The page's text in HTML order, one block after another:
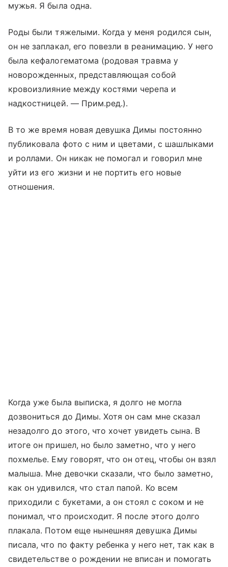
мужья. Я была одна.
Роды были тяжелыми. Когда у меня родился сын,
он не заплакал, его повезли в реанимацию. У него
была кефалогематома (родовая травма у
новорожденных, представляющая собой
кровоизлияние между костями черепа и
надкостницей. — Прим.ред.).
В то же время новая девушка Димы постоянно
публиковала фото с ним и цветами, с шашлыками
и роллами. Он никак не помогал и говорил мне
уйти из его жизни и не портить его новые
отношения.
Когда уже была выписка, я долго не могла
дозвониться до Димы. Хотя он сам мне сказал
незадолго до этого, что хочет увидеть сына. В
итоге он пришел, но было заметно, что у него
похмелье. Ему говорят, что он отец, чтобы он взял
малыша. Мне девочки сказали, что было заметно,
как он удивился, что стал папой. Ко всем
приходили с букетами, а он стоял с соком и не
понимал, что происходит. Я после этого долго
плакала. Потом еще нынешняя девушка Димы
писала, что по факту ребенка у него нет, так как в
свидетельстве о рождении не вписан и помогать